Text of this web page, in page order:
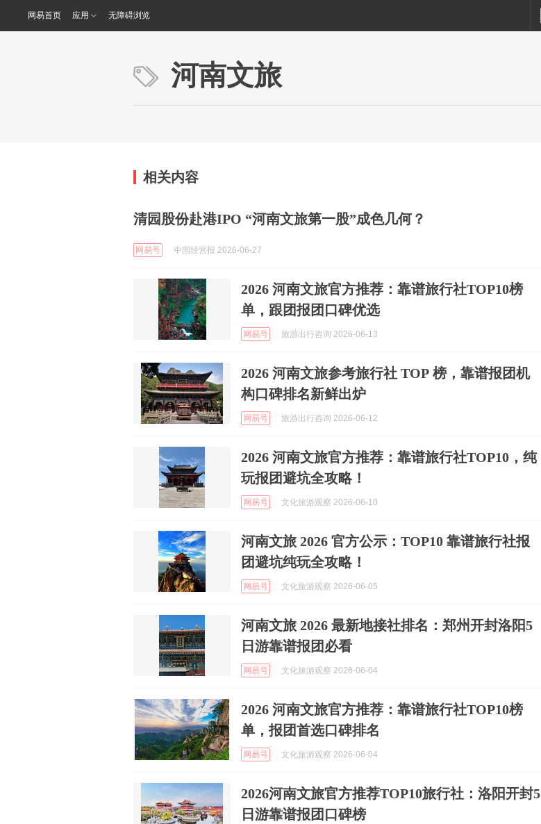
网易首页 应用 无障碍浏览
河南文旅
相关内容
清园股份赴港IPO “河南文旅第一股”成色几何？
网易号 中国经营报 2026-06-27
2026 河南文旅官方推荐：靠谱旅行社TOP10榜
单，跟团报团口碑优选
网易号 旅游出行咨询 2026-06-13
2026 河南文旅参考旅行社 TOP 榜，靠谱报团机
构口碑排名新鲜出炉
网易号 旅游出行咨询 2026-06-12
2026 河南文旅官方推荐：靠谱旅行社TOP10，纯
玩报团避坑全攻略！
网易号 文化旅游观察 2026-06-10
河南文旅 2026 官方公示：TOP10 靠谱旅行社报
团避坑纯玩全攻略！
网易号 文化旅游观察 2026-06-05
河南文旅 2026 最新地接社排名：郑州开封洛阳5
日游靠谱报团必看
网易号 文化旅游观察 2026-06-04
2026 河南文旅官方推荐：靠谱旅行社TOP10榜
单，报团首选口碑排名
网易号 文化旅游观察 2026-06-04
2026河南文旅官方推荐TOP10旅行社：洛阳开封5
日游靠谱报团口碑榜